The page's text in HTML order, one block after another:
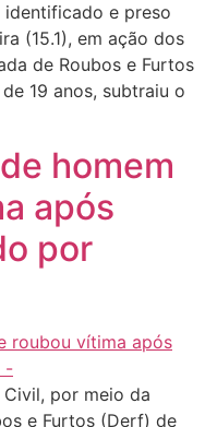
e preso
(15.1), em ação dos
de Roubos e Furtos
19 anos, subtraiu o
homem
após
por
Civil, por meio da
e Furtos (Derf) de